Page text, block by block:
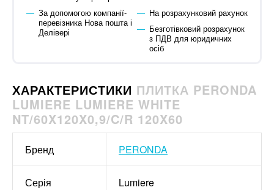
За допомогою компанії-
перевізника Нова пошта і
Делівері
На розрахунковий рахунок
Безготівковий розрахунок
з ПДВ для юридичних
осіб
ХАРАКТЕРИСТИКИ ПЛИТКА PERONDA
LUMIERE LUMIERE WHITE
NT/60X120X0,9/C/R 120X60
Бренд PERONDA
Серія Lumiere